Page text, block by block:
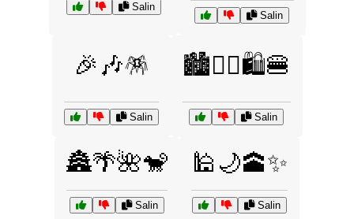
Salin
Salin
🎉🎶🪅
Salin
🏙️🚶‍♂️🛍️🍔
Salin
🏯🌴🌺🐒
Salin
🕌🌙🕋✨
Salin